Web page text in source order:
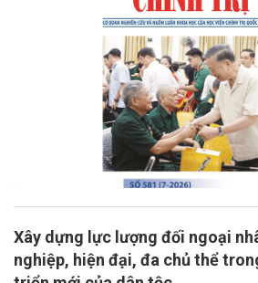
Xây dựng lực lượng đối ngoại
nghiệp, hiện đại, đa chủ thể